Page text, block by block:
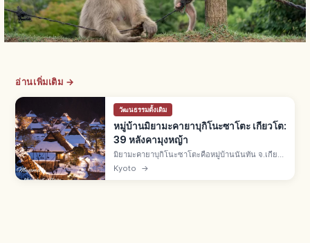
อ่านเพิ่มเติม →
วัฒนธรรมดั้งเดิม
หมู่บ้านมิยามะคายาบุกิโนะซาโตะ เกียวโต:
39 หลังคามุงหญ้า
มิยามะคายาบุกิโนะซาโตะคือหมู่บ้านนันทัน จ.เกียว
โต บ้านราว 50 หลัง มีหลังคามุงหญ้าคา 39 หลัง เขต
อนุรักษ์แห่งชาติปี 1993 และ Best Tourism
Kyoto →